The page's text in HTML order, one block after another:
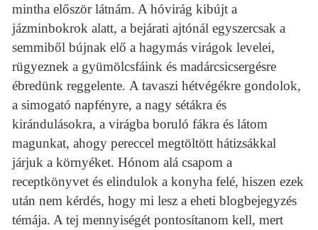
mintha először látnám. A hóvirág kibújt a
jázminbokrok alatt, a bejárati ajtónál egyszercsak a
semmiből bújnak elő a hagymás virágok levelei,
rügyeznek a gyümölcsfáink és madárcsicsergésre
ébredünk reggelente. A tavaszi hétvégékre gondolok,
a simogató napfényre, a nagy sétákra és
kirándulásokra, a virágba boruló fákra és látom
magunkat, ahogy pereccel megtöltött hátizsákkal
járjuk a környéket. Hónom alá csapom a
receptkönyvet és elindulok a konyha felé, hiszen ezek
után nem kérdés, hogy mi lesz a eheti blogbejegyzés
témája. A tej mennyiségét pontosítanom kell, mert